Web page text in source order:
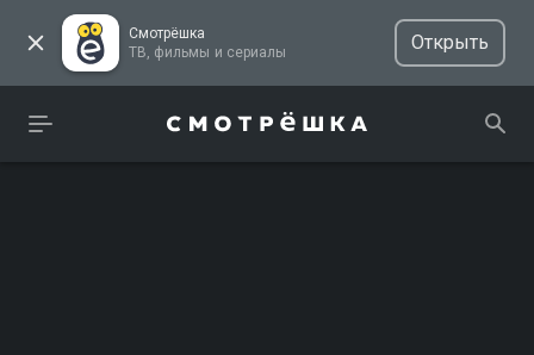
Смотрёшка
ТВ, фильмы и сериалы
Открыть